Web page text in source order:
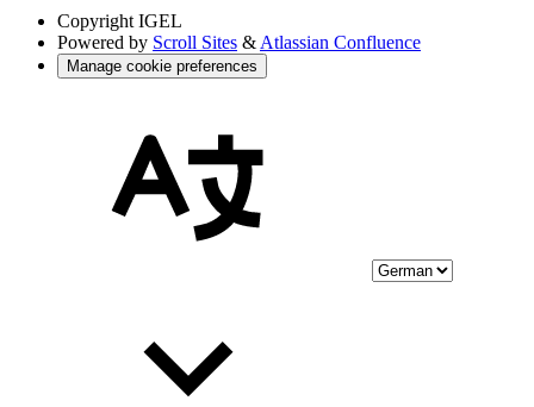
Copyright IGEL
Powered by Scroll Sites & Atlassian Confluence
Manage cookie preferences